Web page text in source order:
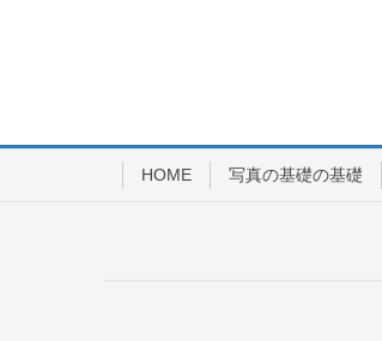
HOME 写真の基礎の基礎